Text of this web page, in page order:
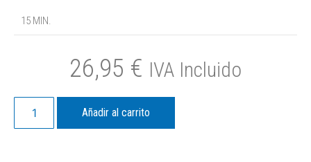
15 MIN.
26,95 € IVA Incluido
Añadir al carrito